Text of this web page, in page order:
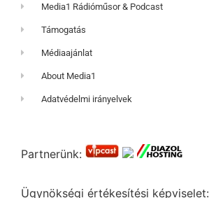
Media1 Rádióműsor & Podcast
Támogatás
Médiaajánlat
About Media1
Adatvédelmi irányelvek
Partnerünk:
Ügynökségi értékesítési képviselet: